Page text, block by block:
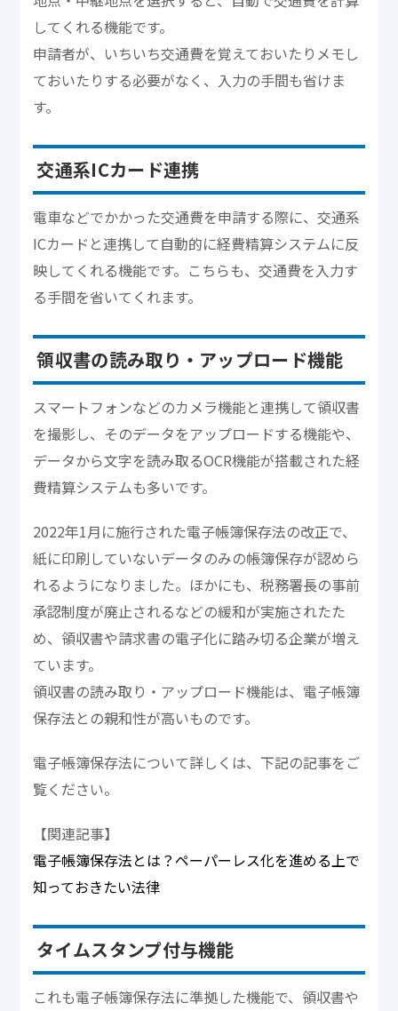
してくれる機能です。
申請者が、いちいち交通費を覚えておいたりメモし
ておいたりする必要がなく、入力の手間も省けま
す。
交通系ICカード連携
電車などでかかった交通費を申請する際に、交通系
ICカードと連携して自動的に経費精算システムに反
映してくれる機能です。こちらも、交通費を入力す
る手間を省いてくれます。
領収書の読み取り・アップロード機能
スマートフォンなどのカメラ機能と連携して領収書
を撮影し、そのデータをアップロードする機能や、
データから文字を読み取るOCR機能が搭載された経
費精算システムも多いです。
2022年1月に施行された電子帳簿保存法の改正で、
紙に印刷していないデータのみの帳簿保存が認めら
れるようになりました。ほかにも、税務署長の事前
承認制度が廃止されるなどの緩和が実施されたた
め、領収書や請求書の電子化に踏み切る企業が増え
ています。
領収書の読み取り・アップロード機能は、電子帳簿
保存法との親和性が高いものです。
電子帳簿保存法について詳しくは、下記の記事をご
覧ください。
【関連記事】
電子帳簿保存法とは？ペーパーレス化を進める上で
知っておきたい法律
タイムスタンプ付与機能
これも電子帳簿保存法に準拠した機能で、領収書や